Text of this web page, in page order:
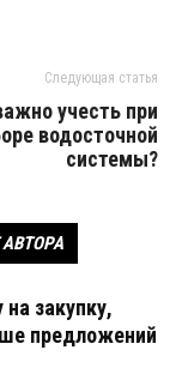
Следующая статья
учесть при
водосточной
системы?
на закупку,
предложений